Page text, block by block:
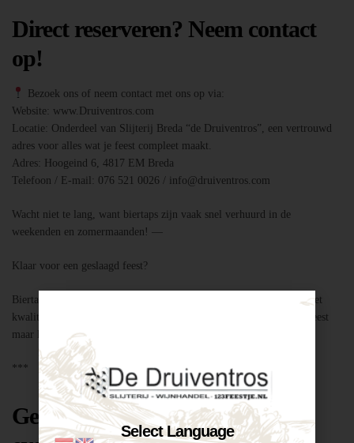
Direct reserveren? Neem contact
op!
Bezoek ons of neem contact met ons op via:
Website: www.Druiventros.com
Locatie: Onderdeel van Slijterij Breda “de Druiventros”, een vertrouwd
adres voor alles wat je feest compleet maakt.
Adres: Hoogeind 6, 4817 EM Breda
Telefoon / E-mail: 076 521 0026 / info@druiventros.com
Wacht niet te lang, want biertaps zijn vaak snel verhuurd in de
weekenden en zomermaanden! —
Klaar voor een geslaagd feest?
Biertap huren locatie Breda – snel geregeld via Druiventros.com, met
kwaliteit en service van Slijterij Breda “de Druiventros”. Laat het feest
maar komen!
***
Geschikt voor elk type feest of
Select Language